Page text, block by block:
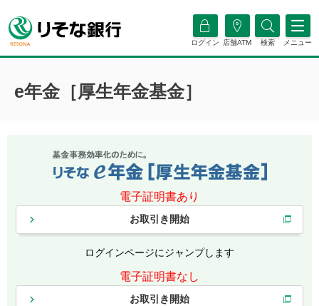
ログイン 店舗ATM 検索 メニュー
e年金［厚生年金基金］
電子証明書あり
お取引き開始
ログインページにジャンプします
電子証明書なし
お取引き開始